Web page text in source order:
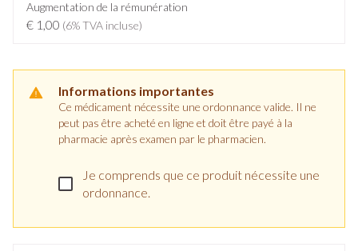
Augmentation de la rémunération
€ 1,00 (6% TVA incluse)
Informations importantes
Ce médicament nécessite une ordonnance valide. Il ne
peut pas être acheté en ligne et doit être payé à la
pharmacie après examen par le pharmacien.
Je comprends que ce produit nécessite une
ordonnance.